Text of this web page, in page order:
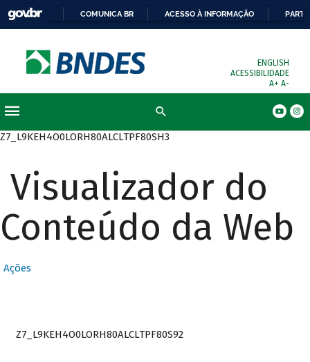
COMUNICA BR ACESSO À INFORMAÇÃO
ENGLISH
ACESSIBILIDADE
A+ A-
Z7_L9KEH4O0LORH80ALCLTPF80SH3
Visualizador do
Conteúdo da Web
Ações
Z7_L9KEH4O0LORH80ALCLTPF80S92